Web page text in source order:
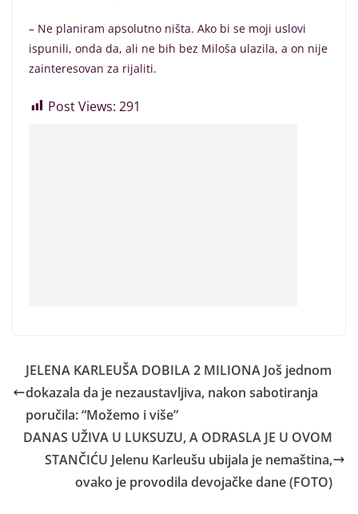
– Ne planiram apsolutno ništa. Ako bi se moji uslovi
ispunili, onda da, ali ne bih bez Miloša ulazila, a on nije
zainteresovan za rijaliti.
Post Views: 291
JELENA KARLEUŠA DOBILA 2 MILIONA Još jednom
dokazala da je nezaustavljiva, nakon sabotiranja
poručila: “Možemo i više”
DANAS UŽIVA U LUKSUZU, A ODRASLA JE U OVOM
STANČIĆU Jelenu Karleušu ubijala je nemaština,
ovako je provodila devojačke dane (FOTO)